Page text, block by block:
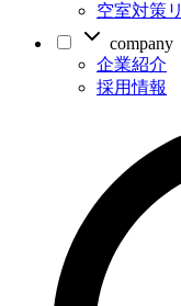
空室対策
company
企業紹介
採用情報